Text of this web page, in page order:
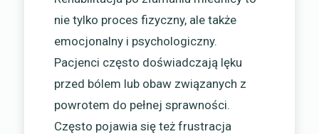
nie tylko proces fizyczny, ale także
emocjonalny i psychologiczny.
Pacjenci często doświadczają lęku
przed bólem lub obaw związanych z
powrotem do pełnej sprawności.
Często pojawia się też frustracja